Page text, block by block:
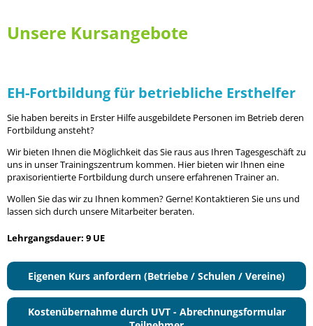
Unsere Kursangebote
EH-Fortbildung für betriebliche Ersthelfer
Sie haben bereits in Erster Hilfe ausgebildete Personen im Betrieb deren
Fortbildung ansteht?
Wir bieten Ihnen die Möglichkeit das Sie raus aus Ihren Tagesgeschäft zu
uns in unser Trainingszentrum kommen. Hier bieten wir Ihnen eine
praxisorientierte Fortbildung durch unsere erfahrenen Trainer an.
Wollen Sie das wir zu Ihnen kommen? Gerne! Kontaktieren Sie uns und
lassen sich durch unsere Mitarbeiter beraten.
Lehrgangsdauer: 9 UE
Eigenen Kurs anfordern (Betriebe / Schulen / Vereine)
Kostenübernahme durch UVT - Abrechnungsformular